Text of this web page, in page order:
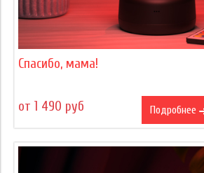
Спасибо, мама!
от 1 490 руб Подробнее